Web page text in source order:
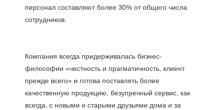
персонал составляют более 30% от общего числа
Компания всегда придерживалась бизнес-
философии «честность и прагматичность, клиент
прежде всего» и готова поставлять более
качественную продукцию, безупречный сервис, как
всегда, с новыми и старыми друзьями дома и за